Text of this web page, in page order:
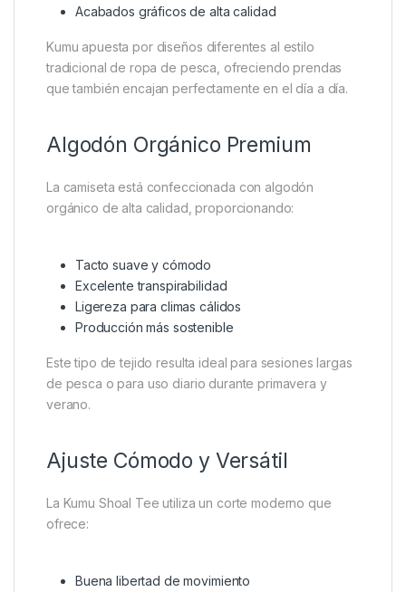
Acabados gráficos de alta calidad
Kumu apuesta por diseños diferentes al estilo
tradicional de ropa de pesca, ofreciendo prendas
que también encajan perfectamente en el día a día.
Algodón Orgánico Premium
La camiseta está confeccionada con algodón
orgánico de alta calidad, proporcionando:
Tacto suave y cómodo
Excelente transpirabilidad
Ligereza para climas cálidos
Producción más sostenible
Este tipo de tejido resulta ideal para sesiones largas
de pesca o para uso diario durante primavera y
verano.
Ajuste Cómodo y Versátil
La Kumu Shoal Tee utiliza un corte moderno que
ofrece:
Buena libertad de movimiento